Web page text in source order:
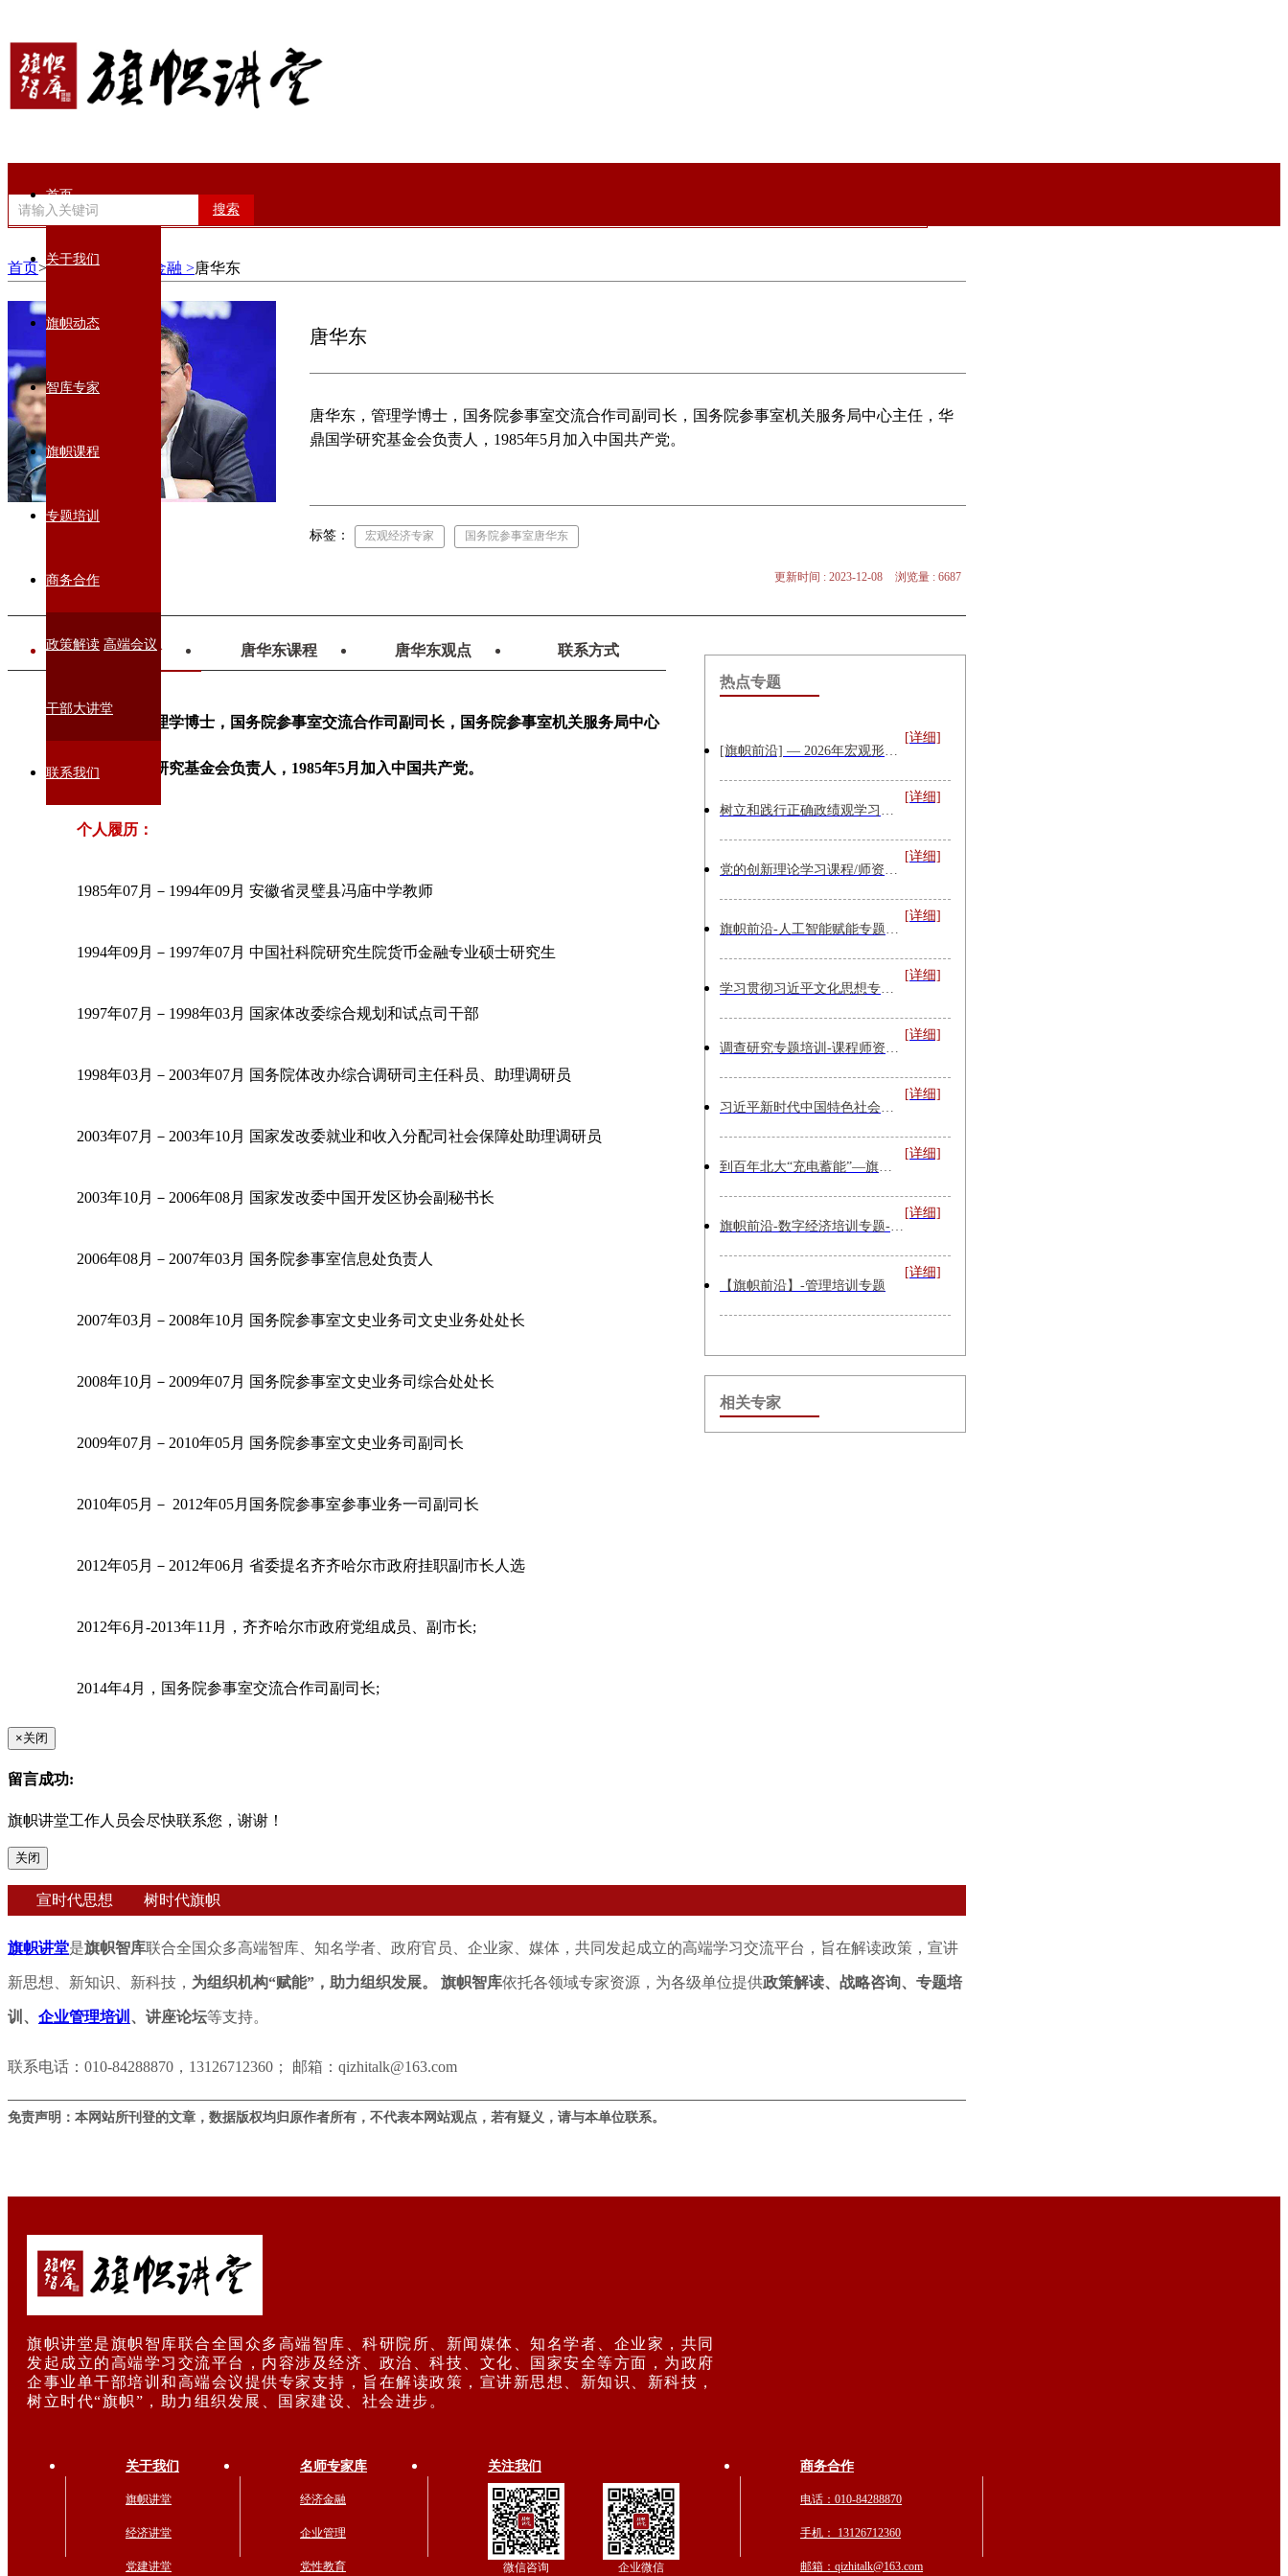
搜索
首页
关于我们
旗帜动态
智库专家
旗帜课程
专题培训
商务合作
政策解读 高端会议
干部大讲堂
联系我们
首页>智库专家> 经济金融 >唐华东
唐华东
唐华东，管理学博士，国务院参事室交流合作司副司长，国务院参事室机关服务局中心主任，华
鼎国学研究基金会负责人，1985年5月加入中国共产党。
标签： 宏观经济专家 国务院参事室唐华东
更新时间 : 2023-12-08 浏览量 : 6687
唐华东简介 唐华东课程 唐华东观点 联系方式
管理学博士， 国务院参事室交流合作司副司长，国务院参事室机关服务局中心
主任，华鼎国学研究基金会负责人，1985年5月加入中国共产党。
个人履历：
1985年07月－1994年09月 安徽省灵璧县冯庙中学教师
1994年09月－1997年07月 中国社科院研究生院货币金融专业硕士研究生
1997年07月－1998年03月 国家体改委综合规划和试点司干部
1998年03月－2003年07月 国务院体改办综合调研司主任科员、助理调研员
2003年07月－2003年10月 国家发改委就业和收入分配司社会保障处助理调研员
2003年10月－2006年08月 国家发改委中国开发区协会副秘书长
2006年08月－2007年03月 国务院参事室信息处负责人
2007年03月－2008年10月 国务院参事室文史业务司文史业务处处长
2008年10月－2009年07月 国务院参事室文史业务司综合处处长
2009年07月－2010年05月 国务院参事室文史业务司副司长
2010年05月－ 2012年05月国务院参事室参事业务一司副司长
2012年05月－2012年06月 省委提名齐齐哈尔市政府挂职副市长人选
2012年6月-2013年11月，齐齐哈尔市政府党组成员、副市长;
2014年4月，国务院参事室交流合作司副司长;
热点专题
[旗帜前沿] — 2026年宏观形势课程专题
[详细]
树立和践行正确政绩观学习教育培训专题_课程及专家讲师推荐
[详细]
党的创新理论学习课程/师资推荐
[详细]
旗帜前沿-人工智能赋能专题培训
[详细]
学习贯彻习近平文化思想专题培训课程主题及师资
[详细]
调查研究专题培训-课程师资推荐
[详细]
习近平新时代中国特色社会主义思想专题培训|课程|师资
[详细]
到百年北大“充电蓄能”—旗帜讲堂联合北京大学共办干部培训
[详细]
旗帜前沿-数字经济培训专题-课程+师资
[详细]
【旗帜前沿】-管理培训专题
[详细]
相关专家
×关闭
留言成功:
旗帜讲堂工作人员会尽快联系您，谢谢！
关闭
宣时代思想 树时代旗帜
旗帜讲堂是旗帜智库联合全国众多高端智库、知名学者、政府官员、企业家、媒体，共同发起成立的高端学习交流平台，旨在解读政策，宣讲
新思想、新知识、新科技， 为组织机构“赋能”，助力组织发展。 旗帜智库依托各领域专家资源，为各级单位提供政策解读、战略咨询、专题培
训、 企业管理培训 、讲座论坛等支持。
联系电话：010-84288870，13126712360； 邮箱：qizhitalk@163.com
免责声明：本网站所刊登的文章，数据版权均归原作者所有，不代表本网站观点，若有疑义，请与本单位联系。
旗帜讲堂是旗帜智库联合全国众多高端智库、科研院所、新闻媒体、知名学者、企业家，共同
发起成立的高端学习交流平台，内容涉及经济、政治、科技、文化、国家安全等方面，为政府
企事业单干部培训和高端会议提供专家支持，旨在解读政策，宣讲新思想、新知识、新科技，
树立时代“旗帜”，助力组织发展、国家建设、社会进步。
关于我们
旗帜讲堂
经济讲堂
党建讲堂
名师专家库
经济金融
企业管理
党性教育
关注我们
微信咨询 企业微信
商务合作
电话：010-84288870
手机： 13126712360
邮箱：qizhitalk@163.com